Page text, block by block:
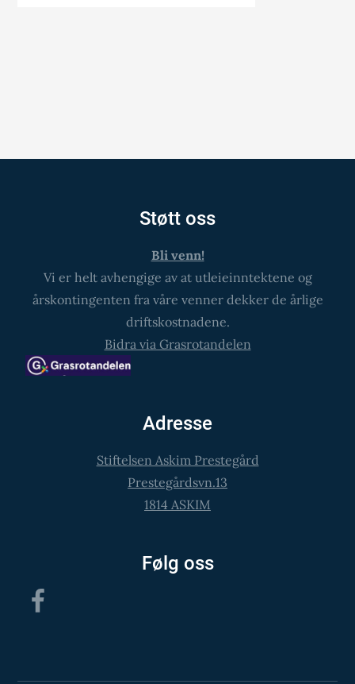
Støtt oss
Bli venn!
Vi er helt avhengige av at utleieinntektene og
årskontingenten fra våre venner dekker de årlige
driftskostnadene.
Bidra via Grasrotandelen
Adresse
Stiftelsen Askim Prestegård
Prestegårdsvn.13
1814 ASKIM
Følg oss
Facebook